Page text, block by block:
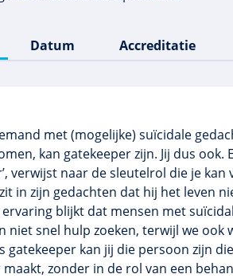
Datum Accreditatie
met (mogelijke) suïcidale
kan gatekeeper zijn. Jij dus ook.
verwijst naar de sleutelrol die je
in zijn gedachten dat hij het leven
blijkt dat mensen met
niet snel hulp zoeken, terwijl we
gatekeeper kan jij die persoon zijn
zonder in de rol van een